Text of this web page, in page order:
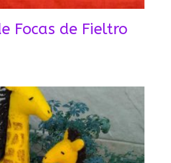
Focas de Fieltro